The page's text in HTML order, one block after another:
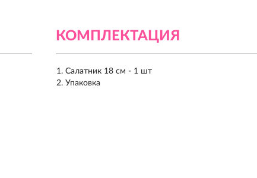
КОМПЛЕКТАЦИЯ
Салатник 18 см - 1 шт
Упаковка